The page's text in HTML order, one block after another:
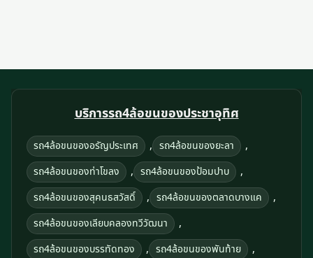
บริการรถ4ล้อขนของประชาอุทิศ
รถ4ล้อขนของอรัญประเทศ , รถ4ล้อขนของยะลา ,
รถ4ล้อขนของท่าโขลง , รถ4ล้อขนของป้อมปาบ ,
รถ4ล้อขนของสุคนธสวัสดิ์ , รถ4ล้อขนของตลาดบางแค ,
รถ4ล้อขนของเลียบคลองทวีวัฒนา ,
รถ4ล้อขนของบรรทัดทอง , รถ4ล้อขนของพันท้าย ,